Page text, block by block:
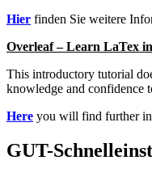
Hier finden Sie weitere
Overleaf – Learn LaTex
This introductory tutorial
knowledge and confidence
Here you will find further
GUT-